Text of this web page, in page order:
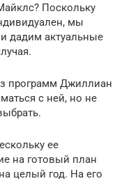
Поскольку
мы
дадим актуальные
программ Джиллиан
с ней, но не
ее
на готовый план
целый год. На его